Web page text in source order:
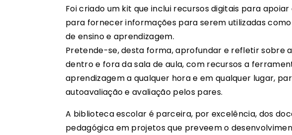
Foi criado um kit que inclui recursos digitais para
para fornecer informações para serem utilizadas
de ensino e aprendizagem.
Pretende-se, desta forma, aprofundar e refletir sobre
dentro e fora da sala de aula, com recursos a
aprendizagem a qualquer hora e em qualquer lugar,
autoavaliação e avaliação pelos pares.
A biblioteca escolar é parceira, por excelência, dos
pedagógica em projetos que preveem o